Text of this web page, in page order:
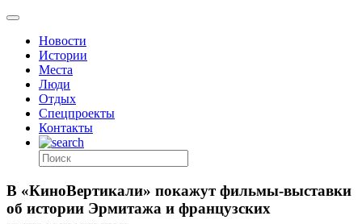
Новости
Истории
Места
Люди
Отдых
Спецпроекты
Контакты
В «КиноВертикали» покажут фильмы-выставки
об истории Эрмитажа и французских